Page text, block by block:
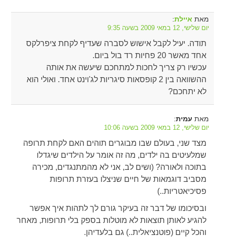
מאת איילת:
יום שלישי, 12 במאי 2009 בשעה 9:35
תודה. יעיל לקבל אישוש לסברה שעדיף לקחת ציפרלקס
אחד מאשר 20 פחיות רד בול ביום.
עכשיו רק צריך לחכות למתחכם שיעשה את אותה
ההשוואה בין 2 קופסאות סיגריות לג'וינט אחד. ואולי הוא
לא יתחכם?
מאת עמית:
יום שלישי, 12 במאי 2009 בשעה 10:06
מצד שני, בעולם שבו מבוגרים תוהים האם לקחת תרופה
שמלעיטים בה ילדים, מה זה אומר על הילדים שיגדלו
בתוכה ולאורה? (ושים לב, אני לא מהמתנגדים, מכירה
מסביב דוגמאות של חיים שניצלו בעזרת תרופות
פסיכיאטריות..)
ובסיכומו של דבר זה בעיקר גורם לך לתהות איך אפשר
להגיע לאותן תוצאות לא מוטלות בספק בלי תרופות, מאחר
והכל קיים (פוטנציאלית..) גם בלעדיהן.